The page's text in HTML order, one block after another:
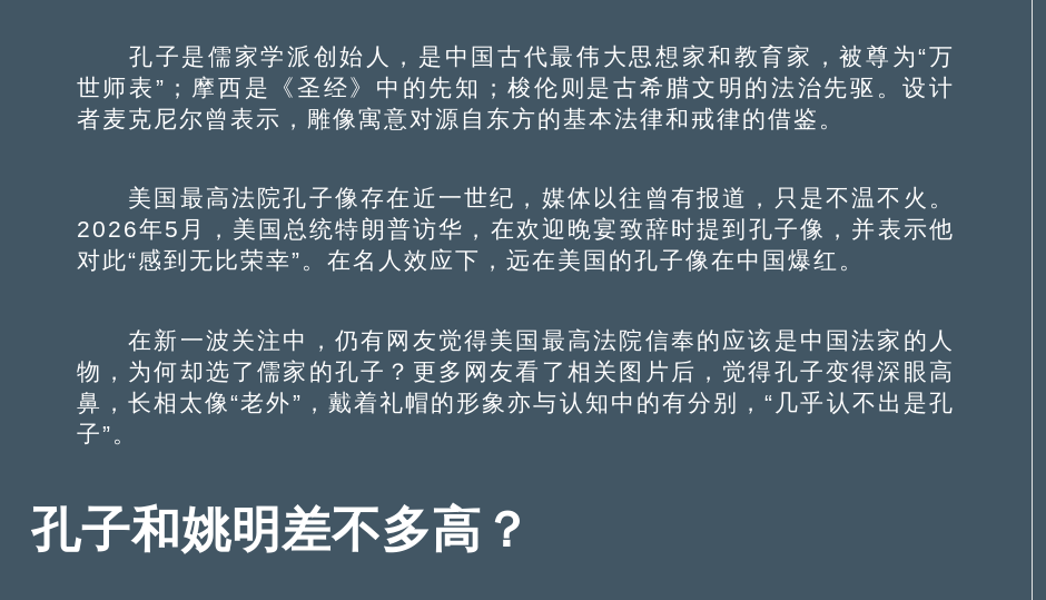
孔子是儒家学派创始人，是中国古代最伟大思想家和教育家，被尊为“万
世师表”；摩西是《圣经》中的先知；梭伦则是古希腊文明的法治先驱。设计
者麦克尼尔曾表示，雕像寓意对源自东方的基本法律和戒律的借鉴。
美国最高法院孔子像存在近一世纪，媒体以往曾有报道，只是不温不火。
2026年5月，美国总统特朗普访华，在欢迎晚宴致辞时提到孔子像，并表示他
对此“感到无比荣幸”。在名人效应下，远在美国的孔子像在中国爆红。
在新一波关注中，仍有网友觉得美国最高法院信奉的应该是中国法家的人
物，为何却选了儒家的孔子？更多网友看了相关图片后，觉得孔子变得深眼高
鼻，长相太像“老外”，戴着礼帽的形象亦与认知中的有分别，“几乎认不出是孔
子”。
孔子和姚明差不多高？